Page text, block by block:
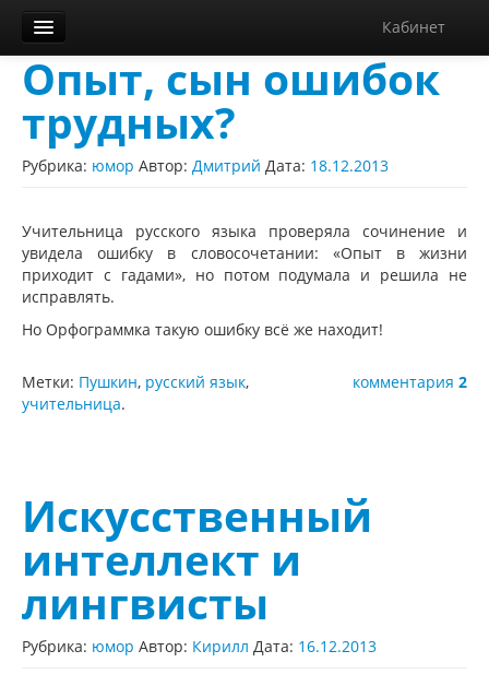
Кабинет
Орфограммка
Библиотека
Блог
Контакты
Справка
Диктанты
Опыт, сын ошибок
трудных?
Рубрика: юмор Автор: Дмитрий Дата: 18.12.2013
Учительница русского языка проверяла сочинение и
увидела ошибку в словосочетании: «Опыт в жизни
приходит с гадами», но потом подумала и решила не
исправлять.
Но Орфограммка такую ошибку всё же находит!
комментария 2
Метки: Пушкин, русский язык,
учительница.
Искусственный
интеллект и
лингвисты
Рубрика: юмор Автор: Кирилл Дата: 16.12.2013